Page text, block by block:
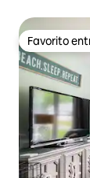
Favorito
Favorito